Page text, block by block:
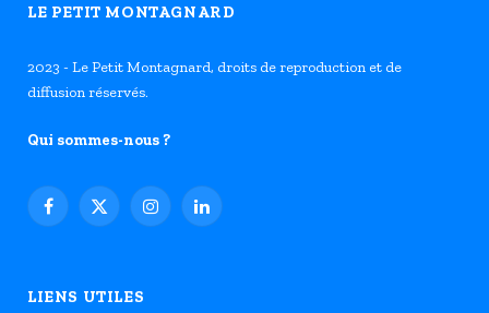
LE PETIT MONTAGNARD
2023 - Le Petit Montagnard, droits de reproduction et de
diffusion réservés.
Qui sommes-nous ?
Facebook
X
InstagramLinkedIn
LIENS UTILES